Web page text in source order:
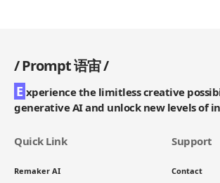
/Prompt 语宙/
E xperience the limitless creative
generative AI and unlock new levels of
Quick Link
Remaker AI
Support
Contact